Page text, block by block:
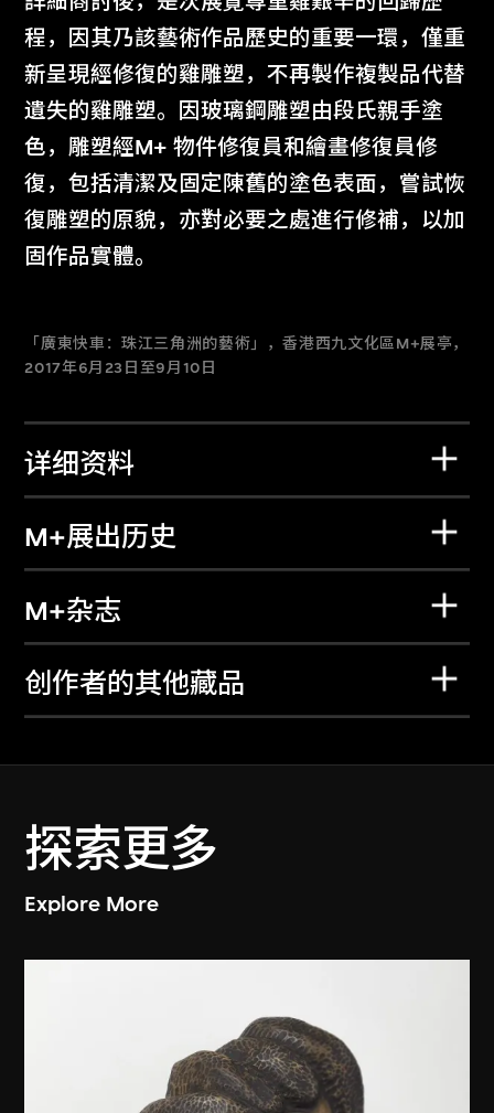
程，因其乃該藝術作品歷史的重要一環，僅重
新呈現經修復的雞雕塑，不再製作複製品代替
遺失的雞雕塑。因玻璃鋼雕塑由段氏親手塗
色，雕塑經M+ 物件修復員和繪畫修復員修
復，包括清潔及固定陳舊的塗色表面，嘗試恢
復雕塑的原貌，亦對必要之處進行修補，以加
固作品實體。
「廣東快車：珠江三角洲的藝術」，香港西九文化區M+展亭，
2017年6月23日至9月10日
详细资料
M+展出历史
M+杂志
创作者的其他藏品
探索更多
Explore More